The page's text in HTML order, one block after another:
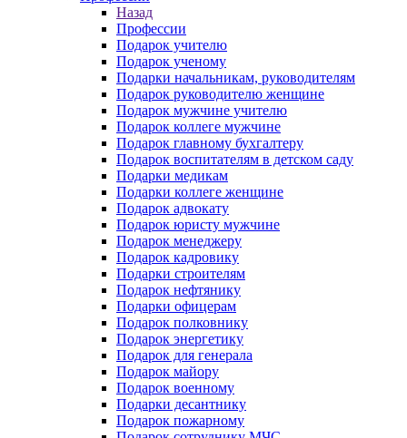
Назад
Профессии
Подарок учителю
Подарок ученому
Подарки начальникам, руководителям
Подарок руководителю женщине
Подарок мужчине учителю
Подарок коллеге мужчине
Подарок главному бухгалтеру
Подарок воспитателям в детском саду
Подарки медикам
Подарки коллеге женщине
Подарок адвокату
Подарок юристу мужчине
Подарок менеджеру
Подарок кадровику
Подарки строителям
Подарок нефтянику
Подарки офицерам
Подарок полковнику
Подарок энергетику
Подарок для генерала
Подарок майору
Подарок военному
Подарки десантнику
Подарок пожарному